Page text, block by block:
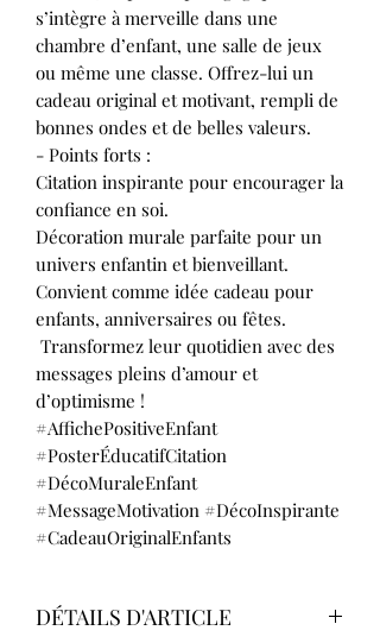
s’intègre à merveille dans une
chambre d’enfant, une salle de jeux
ou même une classe. Offrez-lui un
cadeau original et motivant, rempli de
bonnes ondes et de belles valeurs.
- Points forts :
Citation inspirante pour encourager la
confiance en soi.
Décoration murale parfaite pour un
univers enfantin et bienveillant.
Convient comme idée cadeau pour
enfants, anniversaires ou fêtes.
Transformez leur quotidien avec des
messages pleins d’amour et
d’optimisme !
#AffichePositiveEnfant
#PosterÉducatifCitation
#DécoMuraleEnfant
#MessageMotivation #DécoInspirante
#CadeauOriginalEnfants
DÉTAILS D'ARTICLE